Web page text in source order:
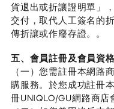
貨退出或折讓證明單」
交付，取代人工簽名的
傳折讓或作廢存證。。
五、會員註冊及會員資
（一）您需註冊本網路
購服務。於您成功註冊
冊UNIQLO/GU網路商店